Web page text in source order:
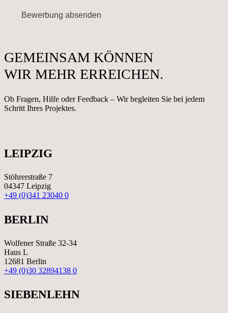
GEMEINSAM KÖNNEN
WIR MEHR ERREICHEN.
Ob Fragen, Hilfe oder Feedback – Wir begleiten Sie bei jedem
Schritt Ihres Projektes.
LEIPZIG
Stöhrerstraße 7
04347 Leipzig
+49 (0)341 23040 0
BERLIN
Wolfener Straße 32-34
Haus L
12681 Berlin
+49 (0)30 32894138 0
SIEBENLEHN